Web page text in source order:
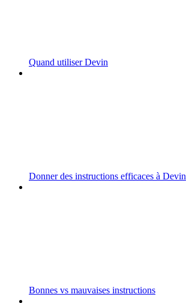
Quand utiliser Devin
Donner des instructions efficaces à Devin
Bonnes vs mauvaises instructions